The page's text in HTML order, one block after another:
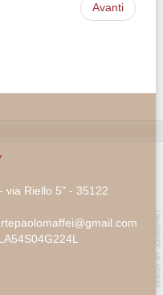
Avanti
via Riello 5" - 35122